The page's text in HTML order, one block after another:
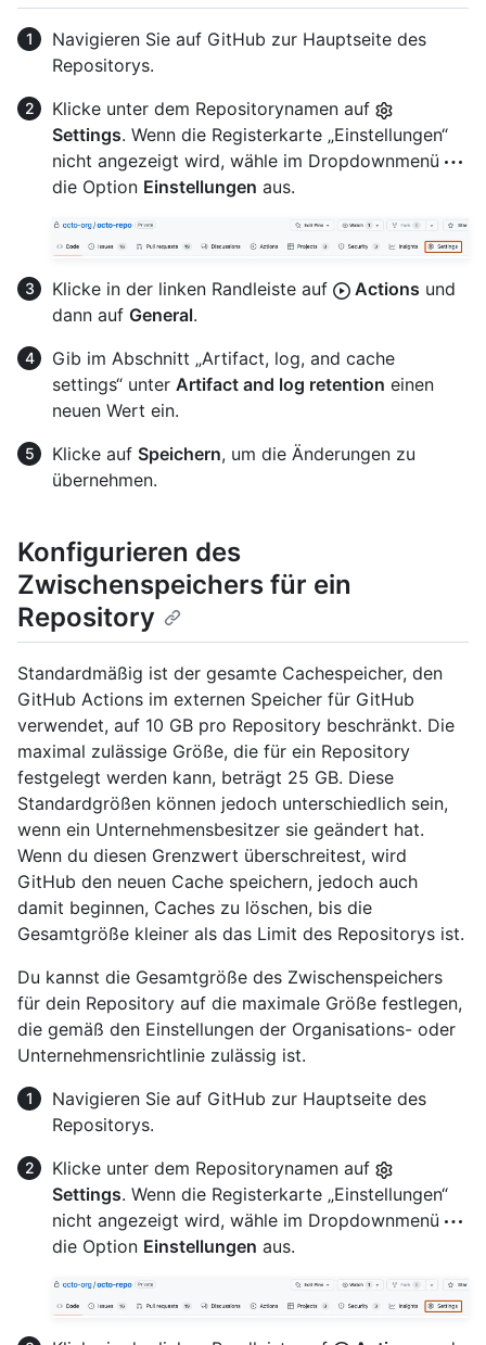
Navigieren Sie auf GitHub zur Hauptseite des
Repositorys.
Klicke unter dem Repositorynamen auf
Settings. Wenn die Registerkarte „Einstellungen“
nicht angezeigt wird, wähle im Dropdownmenü
die Option Einstellungen aus.
Klicke in der linken Randleiste auf Actions und
dann auf General.
Gib im Abschnitt „Artifact, log, and cache
settings“ unter Artifact and log retention einen
neuen Wert ein.
Klicke auf Speichern, um die Änderungen zu
übernehmen.
Konfigurieren des
Zwischenspeichers für ein
Repository
Standardmäßig ist der gesamte Cachespeicher, den
GitHub Actions im externen Speicher für GitHub
verwendet, auf 10 GB pro Repository beschränkt. Die
maximal zulässige Größe, die für ein Repository
festgelegt werden kann, beträgt 25 GB. Diese
Standardgrößen können jedoch unterschiedlich sein,
wenn ein Unternehmensbesitzer sie geändert hat.
Wenn du diesen Grenzwert überschreitest, wird
GitHub den neuen Cache speichern, jedoch auch
damit beginnen, Caches zu löschen, bis die
Gesamtgröße kleiner als das Limit des Repositorys ist.
Du kannst die Gesamtgröße des Zwischenspeichers
für dein Repository auf die maximale Größe festlegen,
die gemäß den Einstellungen der Organisations- oder
Unternehmensrichtlinie zulässig ist.
Navigieren Sie auf GitHub zur Hauptseite des
Repositorys.
Klicke unter dem Repositorynamen auf
Settings. Wenn die Registerkarte „Einstellungen“
nicht angezeigt wird, wähle im Dropdownmenü
die Option Einstellungen aus.